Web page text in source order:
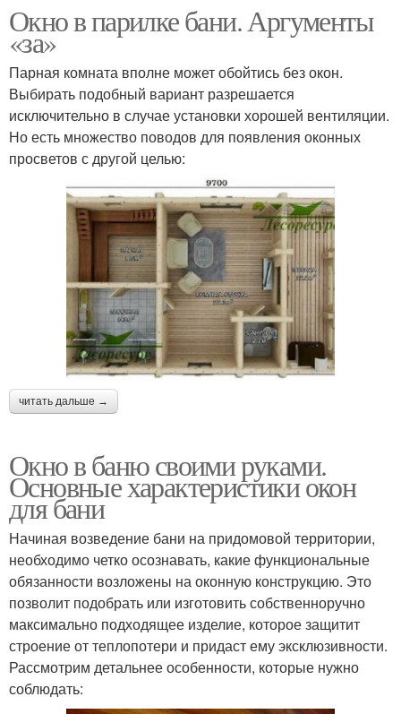
Окно в парилке бани. Аргументы
«за»
Парная комната вполне может обойтись без окон.
Выбирать подобный вариант разрешается
исключительно в случае установки хорошей вентиляции.
Но есть множество поводов для появления оконных
просветов с другой целью:
читать дальше →
Окно в баню своими руками.
Основные характеристики окон
для бани
Начиная возведение бани на придомовой территории,
необходимо четко осознавать, какие функциональные
обязанности возложены на оконную конструкцию. Это
позволит подобрать или изготовить собственноручно
максимально подходящее изделие, которое защитит
строение от теплопотери и придаст ему эксклюзивности.
Рассмотрим детальнее особенности, которые нужно
соблюдать: